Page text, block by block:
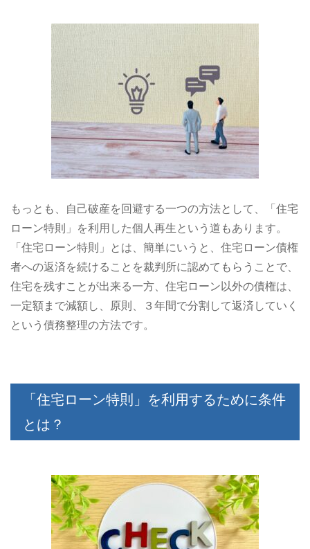
もっとも、自己破産を回避する一つの方法として、「住宅
ローン特則」を利用した個人再生という道もあります。
「住宅ローン特則」とは、簡単にいうと、住宅ローン債権
者への返済を続けることを裁判所に認めてもらうことで、
住宅を残すことが出来る一方、住宅ローン以外の債権は、
一定額まで減額し、原則、３年間で分割して返済していく
という債務整理の方法です。
「住宅ローン特則」を利用するために条件
とは？